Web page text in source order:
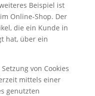
Beispiel ist
Online-Shop. Der
die ein Kunde in
hat, über ein
von Cookies
mittels einer
genutzten